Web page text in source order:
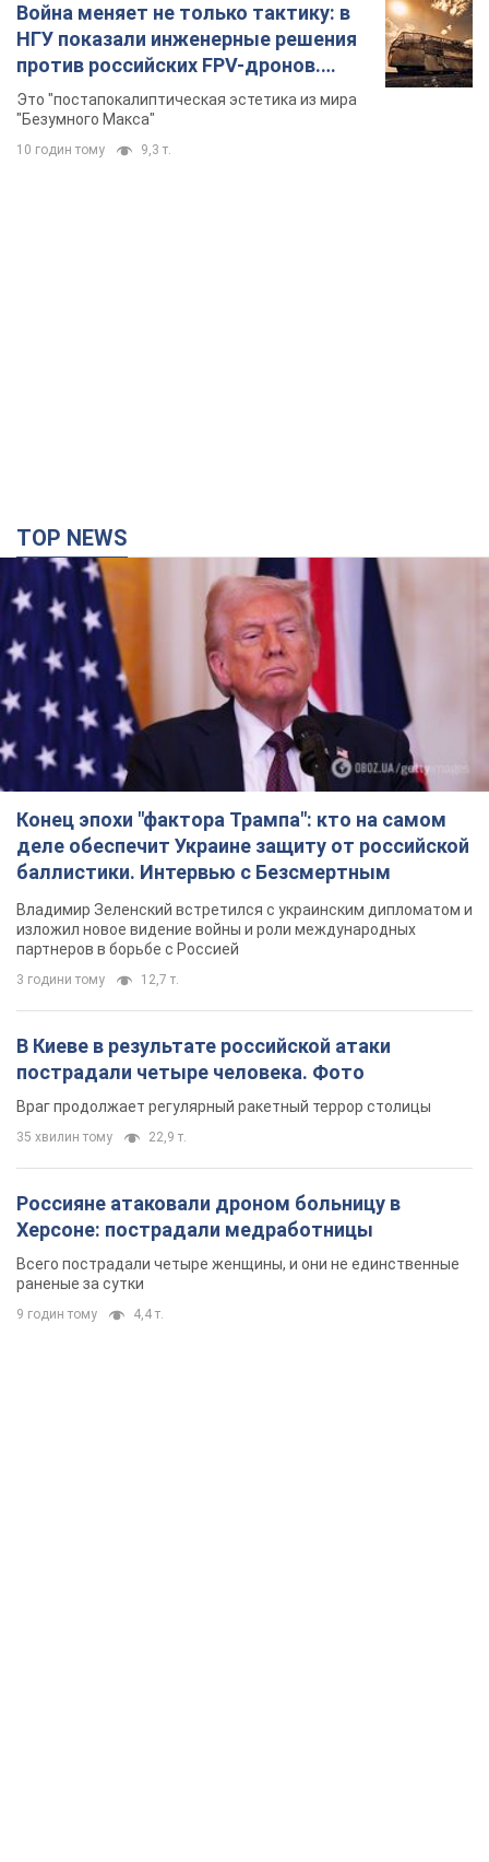
Война меняет не только тактику: в
НГУ показали инженерные решения
против российских FPV-дронов.
Фото
Это "постапокалиптическая эстетика из мира
"Безумного Макса"
10 годин тому 9,3 т.
TOP NEWS
Конец эпохи "фактора Трампа": кто на самом
деле обеспечит Украине защиту от российской
баллистики. Интервью с Безсмертным
Владимир Зеленский встретился с украинским дипломатом и
изложил новое видение войны и роли международных
партнеров в борьбе с Россией
3 години тому 12,7 т.
В Киеве в результате российской атаки
пострадали четыре человека. Фото
Враг продолжает регулярный ракетный террор столицы
35 хвилин тому 22,9 т.
Россияне атаковали дроном больницу в
Херсоне: пострадали медработницы
Всего пострадали четыре женщины, и они не единственные
раненые за сутки
9 годин тому 4,4 т.